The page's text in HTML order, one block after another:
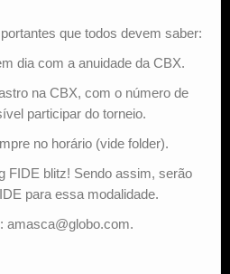
que todos devem saber:
dia com a anuidade da CBX.
na CBX, com o número de
participar do torneio.
no horário (vide folder).
FIDE blitz! Sendo assim, serão
para essa modalidade.
amasca@globo.com.